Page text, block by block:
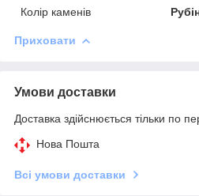
Колір каменів
Приховати
Умови доставки
Доставка здійснюється тільки по
Нова Пошта
Всі умови доставки